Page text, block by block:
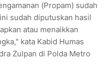
(Propam) sudah
sudah diputuskan hasil
atau menaikkan
kata Kabid Humas
Zulpan di Polda Metro